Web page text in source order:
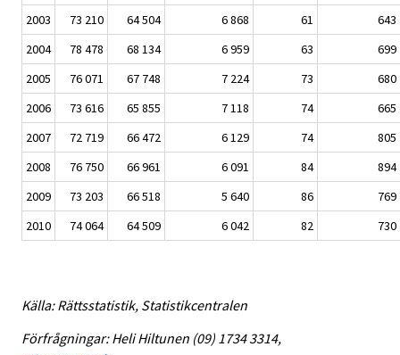
2003
73 210 64 504 6 868 61
643
2004
78 478 68 134 6 959 63
699
2005
76 071 67 748 7 224 73
680
2006
73 616 65 855 7 118 74
665
2007
72 719 66 472 6 129 74
805
2008
76 750 66 961 6 091 84
894
2009
73 203 66 518 5 640 86
769
2010
74 064 64 509 6 042 82 730
Källa: Rättsstatistik, Statistikcentralen
Förfrågningar: Heli Hiltunen (09) 1734 3314,